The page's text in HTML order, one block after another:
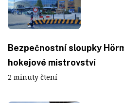
Bezpečnostní sloupky
hokejové mistrovství
2 minuty čtení